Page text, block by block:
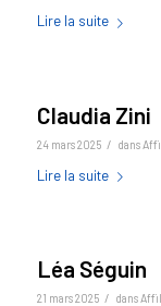
Lire la suite
Claudia Zini
24 mars 2025 / dans
Lire la suite
Léa Séguin
21 mars 2025 / dans